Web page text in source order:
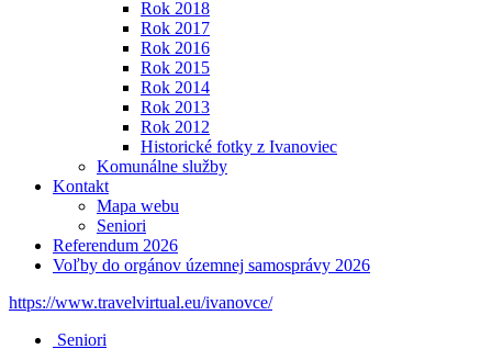
Rok 2018
Rok 2017
Rok 2016
Rok 2015
Rok 2014
Rok 2013
Rok 2012
Historické fotky z Ivanoviec
Komunálne služby
Kontakt
Mapa webu
Seniori
Referendum 2026
Voľby do orgánov územnej samosprávy 2026
https://www.travelvirtual.eu/ivanovce/
Seniori